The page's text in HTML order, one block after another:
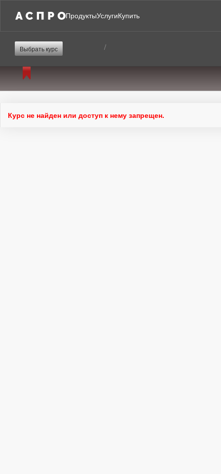
ПродуктыУслугиКупить
Выбрать курс /
Курс не найден или доступ к нему запрещен.